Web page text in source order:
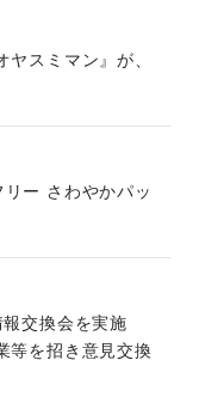
スミマン』が、
ー さわやかパッ
交換会を実施
等を招き意見交換